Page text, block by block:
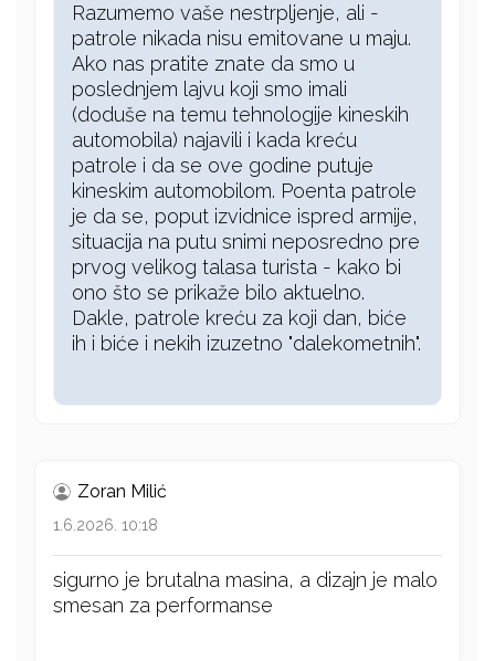
Razumemo vaše nestrpljenje, ali -
patrole nikada nisu emitovane u maju.
Ako nas pratite znate da smo u
poslednjem lajvu koji smo imali
(doduše na temu tehnologije kineskih
automobila) najavili i kada kreću
patrole i da se ove godine putuje
kineskim automobilom. Poenta patrole
je da se, poput izvidnice ispred armije,
situacija na putu snimi neposredno pre
prvog velikog talasa turista - kako bi
ono što se prikaže bilo aktuelno.
Dakle, patrole kreću za koji dan, biće
ih i biće i nekih izuzetno "dalekometnih".
Zoran Milić
1.6.2026. 10:18
sigurno je brutalna masina, a dizajn je malo
smesan za performanse